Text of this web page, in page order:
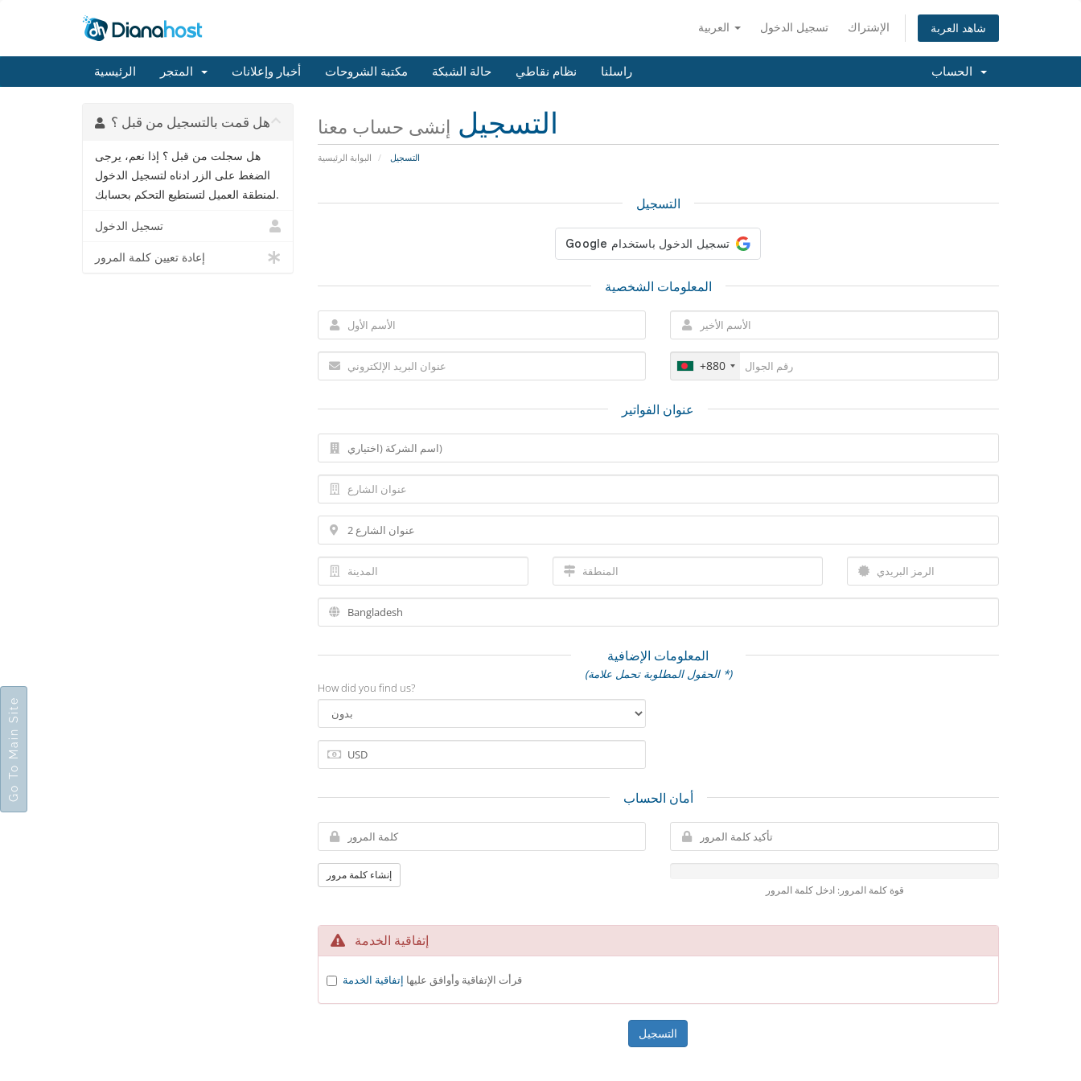
تسجيل الدخول الإشتراك شاهد العربة
الرئيسية أخبار وإعلانات مكتبة الشروحات حالة الشبكة نظام نقاطي راسلنا
التسجيل إنشى حساب معنا
البوابة الرئيسية التسجيل
هل قمت بالتسجيل من قبل ؟
هل سجلت من قبل ؟ إذا نعم، يرجى
الضغط على الزر ادناه لتسجيل الدخول
لمنطقة العميل لتستطيع التحكم بحسابك.
تسجيل الدخول
إعادة تعيين كلمة المرور
التسجيل
المعلومات الشخصية
+880
عنوان الفواتير
المعلومات الإضافية
(الحقول المطلوبة تحمل علامة *)
How did you find us?
أمان الحساب
إنشاء كلمة مرور
قوة كلمة المرور: ادخل كلمة المرور
إتفاقية الخدمة
قرأت الإتفاقية وأوافق عليها إتفاقية الخدمة
Go To Main Site